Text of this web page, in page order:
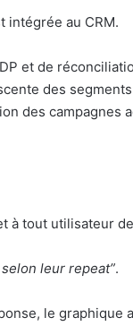
intégrée au CRM.
et de
des
des campagnes
à tout utilisateur
leur repeat”.
le